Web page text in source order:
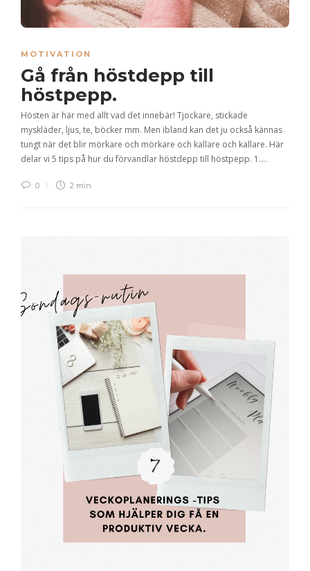
MOTIVATION
Gå från höstdepp till
höstpepp.
Hösten är här med allt vad det innebär! Tjockare, stickade
myskläder, ljus, te, böcker mm. Men ibland kan det ju också kännas
tungt när det blir mörkare och mörkare och kallare och kallare. Här
delar vi 5 tips på hur du förvandlar höstdepp till höstpepp. 1….
0 2 min